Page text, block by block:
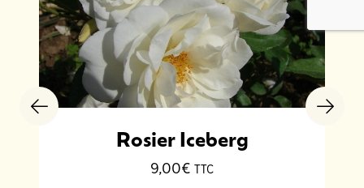
Rosier Iceberg
9,00€ TTC